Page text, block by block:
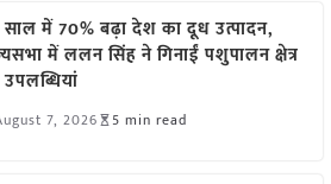
में 70% बढ़ा देश का दूध उत्पादन,
में ललन सिंह ने गिनाईं पशुपालन क्षेत्र
7, 2026 5 min read